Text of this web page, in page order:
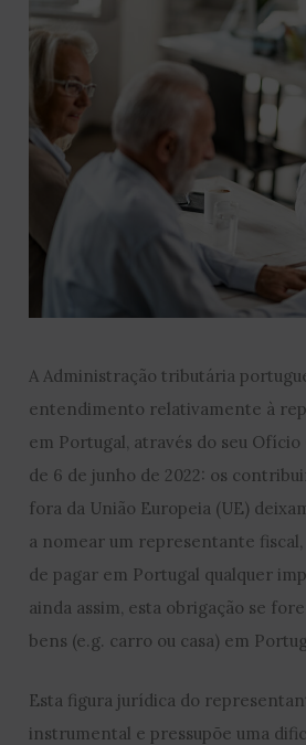
A Administração tributária
entendimento relativamente à
em Portugal, através do seu Ofício
de 6 de junho de 2022: os
fora da União Europeia (UE)
a nomear um representante
de pagar em Portugal qualquer
ainda assim, esta obrigação se
bens (e.g. carro ou casa) em
Esta figura jurídica do
instrumental e pressupõe uma